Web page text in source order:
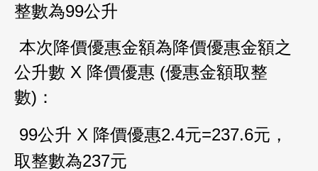
油品客戶查詢
整數為99公升
本次降價優惠金額為降價優惠金額之
公升數 X 降價優惠 (優惠金額取整
數)：
99公升 X 降價優惠2.4元=237.6元，
取整數為237元